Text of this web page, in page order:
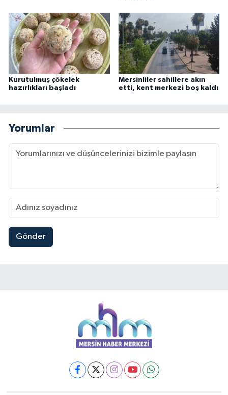
Kurutulmuş çökelek
hazırlıkları başladı
Mersinliler sahillere akın
etti, kent merkezi boş kaldı
Yorumlar
Gönder